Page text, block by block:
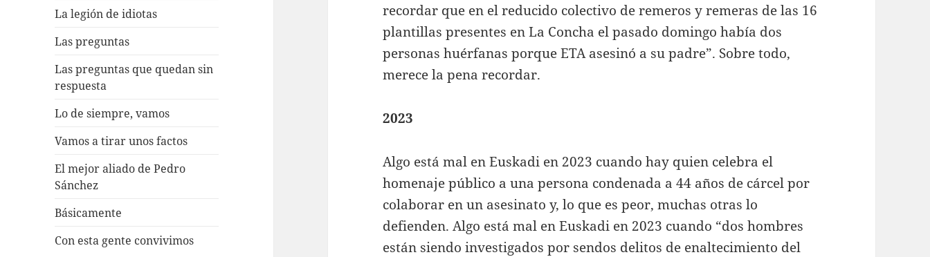
La legión de idiotas
Las preguntas
Las preguntas que quedan sin
respuesta
Lo de siempre, vamos
Vamos a tirar unos factos
El mejor aliado de Pedro
Sánchez
Básicamente
Con esta gente convivimos
recordar que en el reducido colectivo de remeros y remeras de las 16
plantillas presentes en La Concha el pasado domingo había dos
personas huérfanas porque ETA asesinó a su padre”. Sobre todo,
merece la pena recordar.
2023
Algo está mal en Euskadi en 2023 cuando hay quien celebra el
homenaje público a una persona condenada a 44 años de cárcel por
colaborar en un asesinato y, lo que es peor, muchas otras lo
defienden. Algo está mal en Euskadi en 2023 cuando “dos hombres
están siendo investigados por sendos delitos de enaltecimiento del